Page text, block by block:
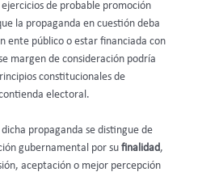
de probable promoción
la propaganda en cuestión deba
ente público o estar financiada con
margen de consideración podría
constitucionales de
electoral.
propaganda se distingue de
gubernamental por su finalidad,
aceptación o mejor percepción